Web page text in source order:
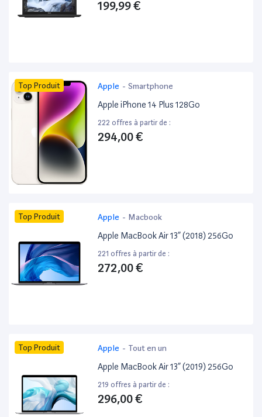
199,99 €
Top Produit Apple - Smartphone
Apple iPhone 14 Plus 128Go
222 offres à partir de :
294,00 €
Top Produit Apple - Macbook
Apple MacBook Air 13” (2018) 256Go
221 offres à partir de :
272,00 €
Top Produit Apple - Tout en un
Apple MacBook Air 13” (2019) 256Go
219 offres à partir de :
296,00 €